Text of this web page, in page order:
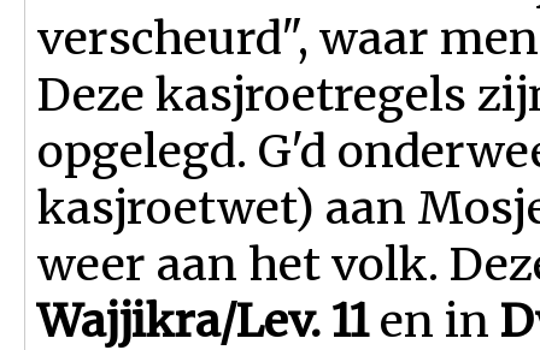
verscheurd", waar
Deze kasjroetregels
opgelegd. G'd
kasjroetwet) aan
weer aan het volk.
Wajjikra/Lev. 11en in